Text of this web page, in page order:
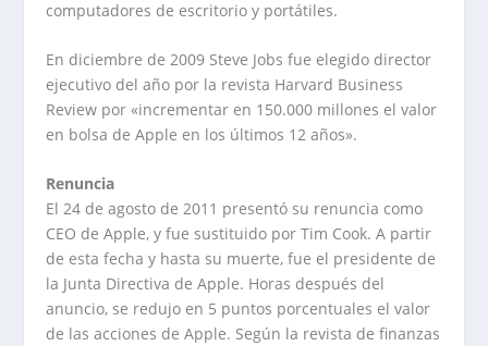
computadores de escritorio y portátiles.
En diciembre de 2009 Steve Jobs fue elegido director
ejecutivo del año por la revista Harvard Business
Review por «incrementar en 150.000 millones el valor
en bolsa de Apple en los últimos 12 años».
Renuncia
El 24 de agosto de 2011 presentó su renuncia como
CEO de Apple, y fue sustituido por Tim Cook. A partir
de esta fecha y hasta su muerte, fue el presidente de
la Junta Directiva de Apple. Horas después del
anuncio, se redujo en 5 puntos porcentuales el valor
de las acciones de Apple. Según la revista de finanzas